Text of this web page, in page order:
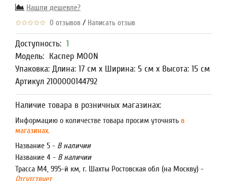
Нашли дешевле?
0 отзывов / Написать отзыв
Доступность: 1
Модель: Каспер MOON
Упаковка: Длина: 17 см x Ширина: 5 см x Высота: 15 см
Артикул 2100000144792
Наличие товара в розничных магазинах:
Информацию о количестве товара просим уточнять в
магазинах.
Название 5 - В наличии
Название 4 - В наличии
Трасса М4, 995-й км, г. Шахты Ростовская обл (на Москву) -
Отсутствует